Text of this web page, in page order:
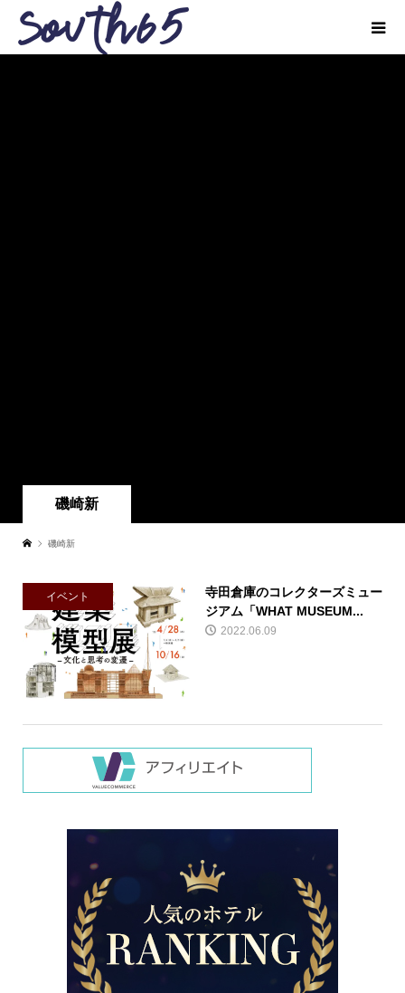
磯崎新
磯崎新
イベント
寺田倉庫のコレクターズミュー
ジアム「WHAT MUSEUM...
2022.06.09